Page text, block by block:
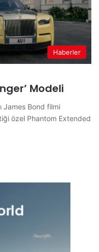
Haberler
Modeli
James Bond filmi
özel Phantom Extended